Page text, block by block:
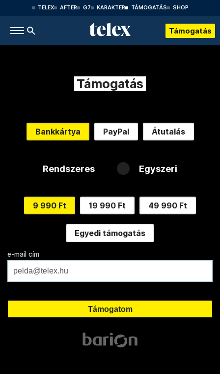
TELEX AFTER G7 KARAKTER TÁMOGATÁS SHOP
Támogatás
Támogatás
Bankkártya PayPal Átutalás
Rendszeres Egyszeri
9 990 Ft 19 990 Ft 49 990 Ft
Egyedi támogatás
e-mail cím